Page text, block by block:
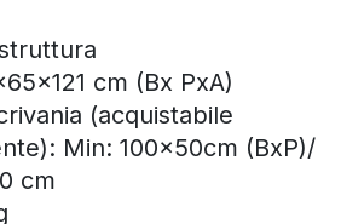
cm (Bx PxA)
(acquistabile
Min: 100x50cm (BxP)/
cm